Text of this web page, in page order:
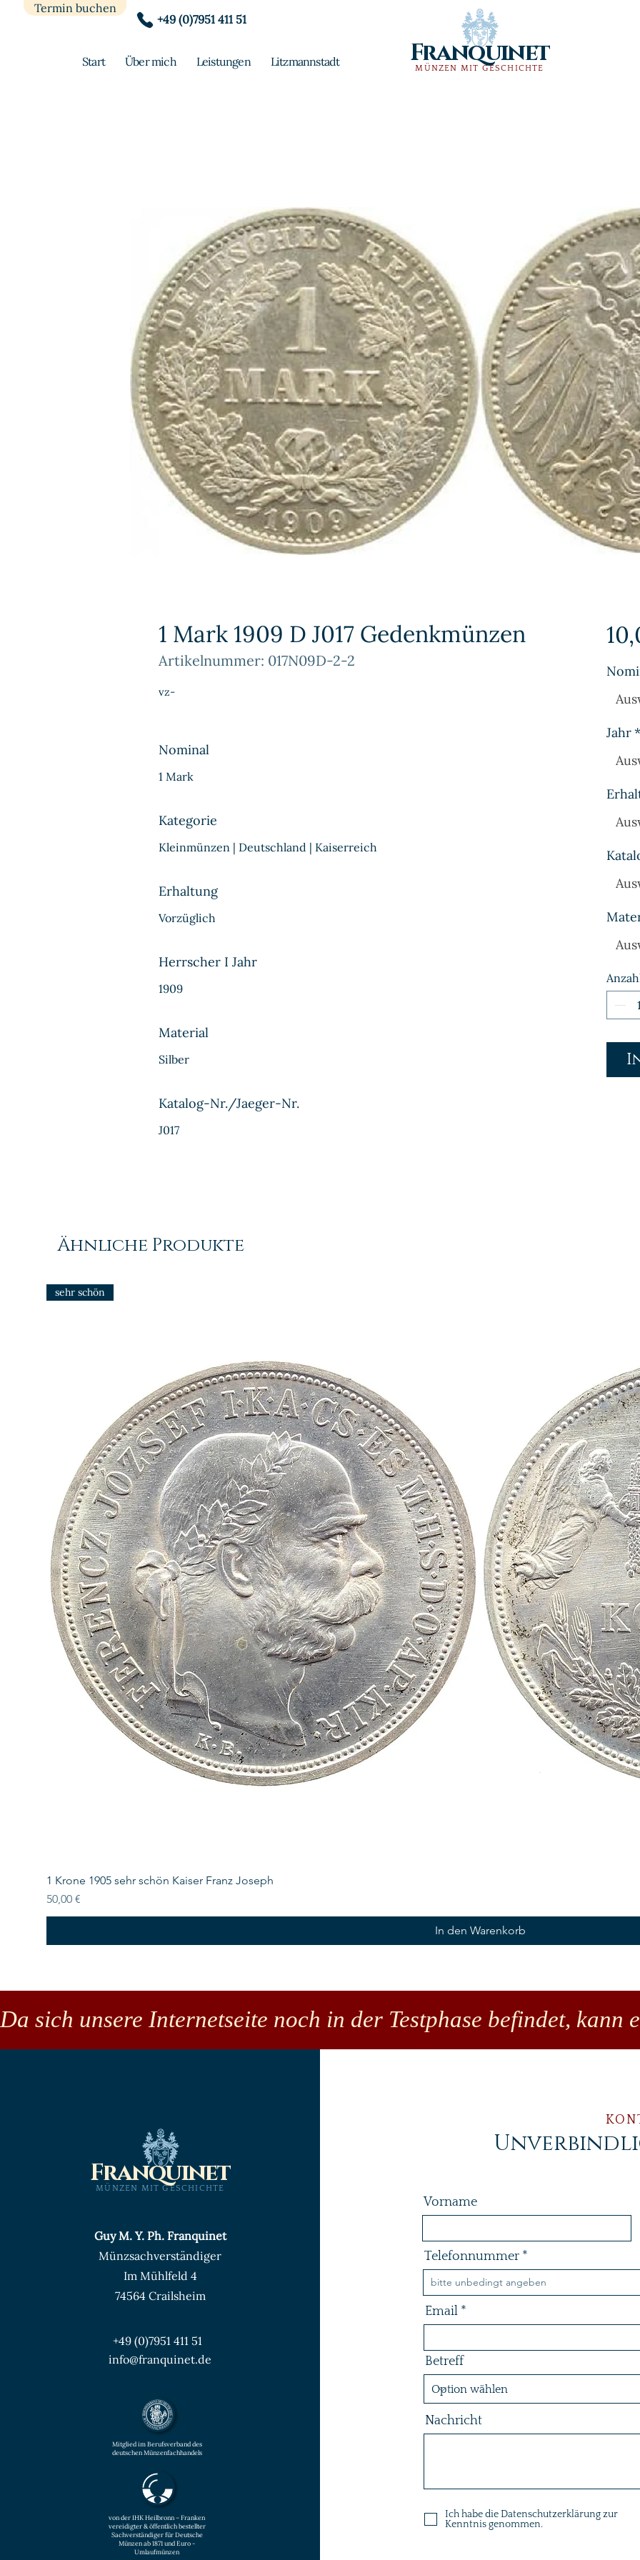
Termin buchen
Start Über mich Leistungen Litzmannstadt
+49 (0)7951 411 51
MÜNZEN MIT GESCHICHTE
Franquinet
1 Mark 1909 D J017 Gedenkmünzen
Artikelnummer: 017N09D-2-2
vz-
Nominal
1 Mark
Kategorie
Kleinmünzen | Deutschland | Kaiserreich
Erhaltung
Vorzüglich
Herrscher I Jahr
1909
Material
Silber
Katalog-Nr./Jaeger-Nr.
J017
Jahr*
Ähnliche Produkte
sehr schön
1 Krone 1905 sehr schön Kaiser Franz Joseph
Preis
50,00 €
In den Warenkorb
Da sich unsere Internetseite noch in der Testphase befindet,
MÜNZEN MIT GESCHICHTE
Franquinet
Guy M. Y. Ph. Franquinet
Münzsachverständiger
Im Mühlfeld 4
74564 Crailsheim
+49 (0)7951 411 51
info@franquinet.de
Mitglied im Berufsverband des
deutschen Münzenfachhandels
von der IHK Heilbronn – Franken
vereidigter & öffentlich bestellter
Sachverständiger für Deutsche
Münzen ab 1871 und Euro -
Umlaufmünzen
Vorname
Telefonnummer
Email
Betreff
Nachricht
Ich habe die Datenschutzerklärung zur
Kenntnis genommen.